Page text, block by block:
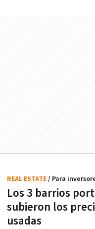
Los 3 barrios
subieron los
usadas
REAL ESTATE/ Para